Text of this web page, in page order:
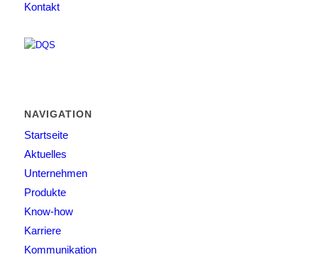
Kontakt
NAVIGATION
Startseite
Aktuelles
Unternehmen
Produkte
Know-how
Karriere
Kommunikation